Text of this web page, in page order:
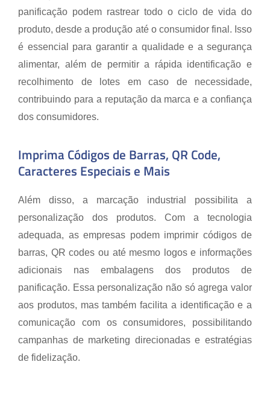
panificação podem rastrear todo o ciclo de vida do
produto, desde a produção até o consumidor final. Isso
é essencial para garantir a qualidade e a segurança
alimentar, além de permitir a rápida identificação e
recolhimento de lotes em caso de necessidade,
contribuindo para a reputação da marca e a confiança
dos consumidores.
Imprima Códigos de Barras, QR Code,
Caracteres Especiais e Mais
Além disso, a marcação industrial possibilita a
personalização dos produtos. Com a tecnologia
adequada, as empresas podem imprimir códigos de
barras, QR codes ou até mesmo logos e informações
adicionais nas embalagens dos produtos de
panificação. Essa personalização não só agrega valor
aos produtos, mas também facilita a identificação e a
comunicação com os consumidores, possibilitando
campanhas de marketing direcionadas e estratégias
de fidelização.